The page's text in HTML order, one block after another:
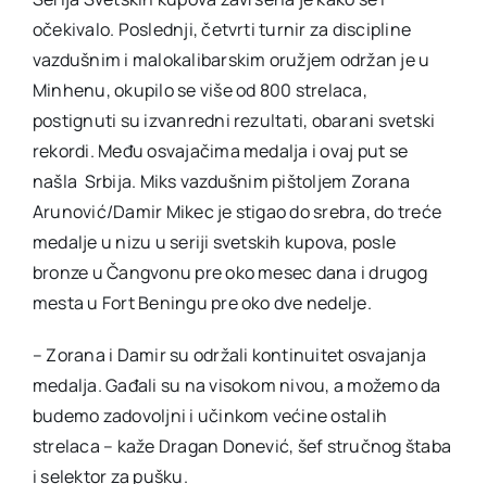
očekivalo. Poslednji, četvrti turnir za discipline
vazdušnim i malokalibarskim oružjem održan je u
Minhenu, okupilo se više od 800 strelaca,
postignuti su izvanredni rezultati, obarani svetski
rekordi. Među osvajačima medalja i ovaj put se
našla Srbija. Miks vazdušnim pištoljem Zorana
Arunović/Damir Mikec je stigao do srebra, do treće
medalje u nizu u seriji svetskih kupova, posle
bronze u Čangvonu pre oko mesec dana i drugog
mesta u Fort Beningu pre oko dve nedelje.
– Zorana i Damir su održali kontinuitet osvajanja
medalja. Gađali su na visokom nivou, a možemo da
budemo zadovoljni i učinkom većine ostalih
strelaca – kaže Dragan Donević, šef stručnog štaba
i selektor za pušku.